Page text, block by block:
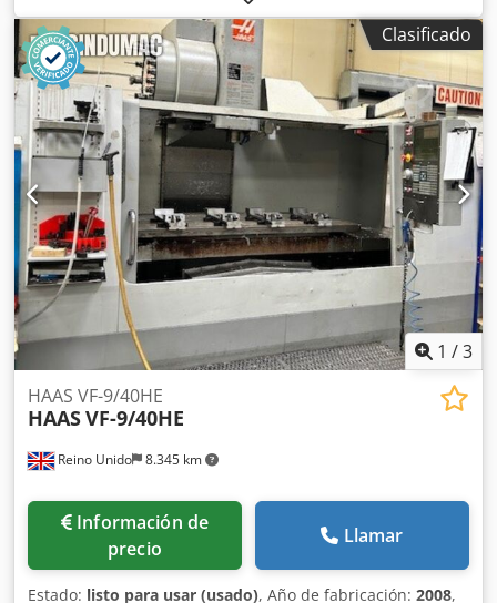
número de ejes:3, Este centro de mecanizado vertical
HAAS UMC-750 de 5 ejes se fabricó en 2014. Se trata de un
centro de mecanizado vertical con un husillo de 12 000
rpm, sistema de herramientas BT40 y una capacidad de 40
herramientas. Otras características destacadas son el
sistema de refrigeración a través del husillo, una sonda,
un ajustador de herramientas y capacidades de
mecanizado de alta velocidad. Aprovecha la oportunidad
de adquirir este centro de mecanizado vertical HAAS UMC-
750. Ponte en contacto con nosotros para obtener más
información sobre esta máquina. • Refrigerante por el
husillo (agua y aire), 21 bar • Opción de mecanizado de
alta velocidad • Capacidad del ATC: 40 herramientas •
Sonda de pieza • Ajustador de herramientas • Preparado
para automatización lateral (PP) Dcedpfx Apsx Ixh Noiok
Technical Specification Taper Size BT 40
Clasificado
1 /3
Reino Unido 8.345 km
HAAS VF-9/40HE
HAASVF-9/40HE
Información de
precio
Llamar
Estado: listo para usar (usado), Año de fabricación: 2008,